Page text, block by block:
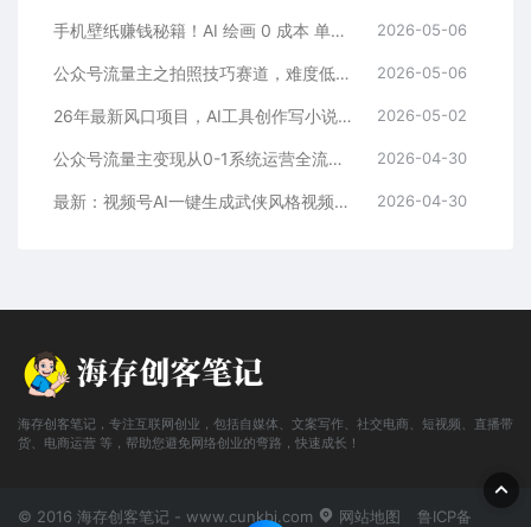
手机壁纸赚钱秘籍！AI 绘画 0 成本 单店狂销 3.8 万单 2026-05-06
公众号流量主之拍照技巧赛道，难度低+流量大，起号第一篇就爆了10w阅读！ 2026-05-06
26年最新风口项目，AI工具创作写小说，轻松实现日入1000+ 2026-05-02
公众号流量主变现从0-1系统运营全流程讲解！ 2026-04-30
最新：视频号AI一键生成武侠风格视频，狂撸视频号分成收益，学完轻松日入1000+ 2026-04-30
海存创客笔记，专注互联网创业，包括自媒体、文案写作、社交电商、短视频、直播带
货、电商运营 等，帮助您避免网络创业的弯路，快速成长！
© 2016 海存创客笔记 - www.cunkbj.com 网站地图 鲁ICP备